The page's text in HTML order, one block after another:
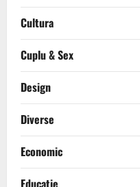
Cultura
Cuplu & Sex
Design
Diverse
Economic